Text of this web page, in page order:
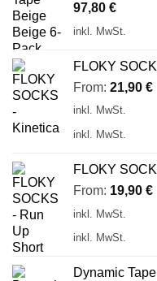
97,80 €
inkl. MwSt.
FLOKY
From: 21,90 €
inkl. MwSt.
inkl. MwSt.
FLOKY
From: 19,90 €
inkl. MwSt.
inkl. MwSt.
Dynamic